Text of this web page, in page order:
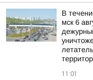
В
мск 6
11:01